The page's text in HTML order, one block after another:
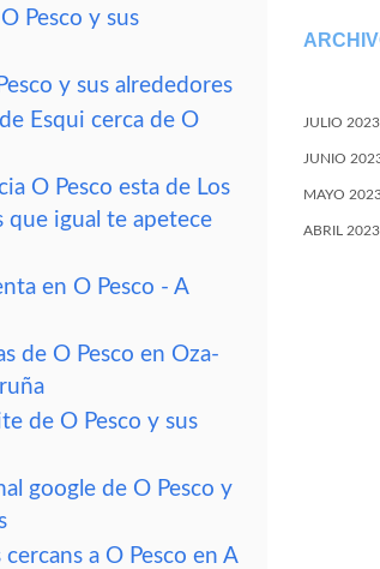
Pesco y sus
y sus alrededores
Esqui cerca de O
O Pesco esta de Los
igual te apetece
en O Pesco - A
de O Pesco en Oza-
de O Pesco y sus
google de O Pesco y
cercans a O Pesco en A
JULIO 2023
JUNIO
MAYO
ABRIL 2023